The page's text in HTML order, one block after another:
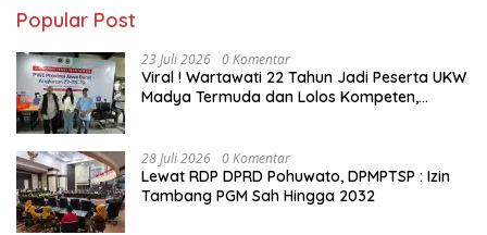
Popular Post
23 Juli 2026 0 Komentar
Viral ! Wartawati 22 Tahun Jadi Peserta UKW
Madya Termuda dan Lolos Kompeten,
28 Juli 2026 0 Komentar
Lewat RDP DPRD Pohuwato, DPMPTSP : Izin
Tambang PGM Sah Hingga 2032